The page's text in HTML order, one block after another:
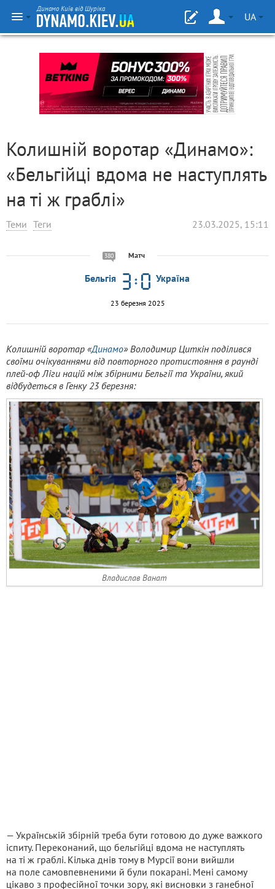
Динамо Київ від Шуріка
UA
Колишній воротар «Динамо»:
«Бельгійці вдома не наступлять
на ті ж граблі»
Теми Теги 23.03.2025, 15:11
380 Матч
Бельгія Україна
23 березня 2025
Колишній воротар «Динамо» Володимир Циткін поділився
своїми очікуваннями від повторного протистояння в раунді
плей-оф Ліги націй між збірними Бельгії та України, який
відбудеться в Генку 23 березня:
Владислав Ванат
— Українській збірній треба бути готовою до дуже важкого
іспиту. Переконаний, що бельгійці вдома не наступлять
на ті ж граблі. Кілька днів тому в Мурсії вони вийшли
на поле самовпевненими й були покарані. Мені самому
цікаво з професійної точки зору, які висновки з ганебної